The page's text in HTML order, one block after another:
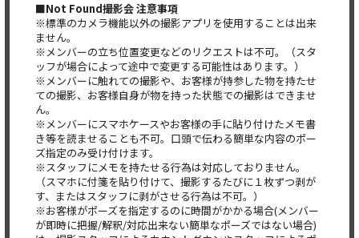
■Not Found撮影会 注意事項
※標準のカメラ機能以外の撮影アプリを使用することは出来
ません。
※メンバーの立ち位置変更などのリクエストは不可。（スタ
ッフが場合によって途中で変更する可能性はあります。）
※メンバーに触れての撮影や、お客様が持参した物を持たせ
ての撮影、お客様自身が物を持った状態での撮影はできませ
ん。
※メンバーにスマホケースやお客様の手に貼り付けたメモ書
き等を読ませることも不可。口頭で伝わる簡単な内容のポー
ズ指定のみ受け付けます。
※スタッフにメモを持たせる行為は対応しておりません。
（スマホに付箋を貼り付けて、撮影するたびに１枚ずつ剥が
す、またはスタッフに剥がさせる行為は不可。）
※お客様がポーズを指定するのに時間がかかる場合(メンバー
が即時に把握/解釈/対応出来ない簡単なポーズではない場合)